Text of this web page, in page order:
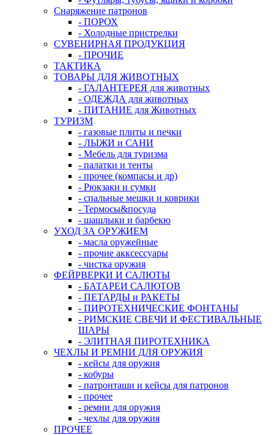
Снаряжение патронов
- ПОРОХ
- Холодные пристрелки
СУВЕНИРНАЯ ПРОДУКЦИЯ
- ПРОЧИЕ
ТАКТИКА
ТОВАРЫ ДЛЯ ЖИВОТНЫХ
- ГАЛАНТЕРЕЯ для животных
- ОДЕЖДА для животных
- ПИТАНИЕ для Животных
ТУРИЗМ
- газовые плиты и печки
- ЛЫЖИ и САНИ
- Мебель для туризма
- палатки и тенты
- прочее (компасы и др)
- Рюкзаки и сумки
- спальные мешки и коврики
- Термосы&посуда
- шашлыки и барбекю
УХОД ЗА ОРУЖИЕМ
- масла оружейные
- прочие акксессуары
- чистка оружия
ФЕЙРВЕРКИ И САЛЮТЫ
- БАТАРЕИ САЛЮТОВ
- ПЕТАРДЫ и РАКЕТЫ
- ПИРОТЕХНИЧЕСКИЕ ФОНТАНЫ
- РИМСКИЕ СВЕЧИ И ФЕСТИВАЛЬНЫЕ
ШАРЫ
- ЭЛИТНАЯ ПИРОТЕХНИКА
ЧЕХЛЫ И РЕМНИ ДЛЯ ОРУЖИЯ
- кейсы для оружия
- кобуры
- патронташи и кейсы для патронов
- прочее
- ремни для оружия
- чехлы для оружия
ПРОЧЕЕ